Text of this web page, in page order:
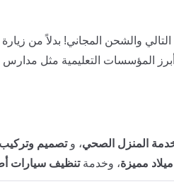
والشحن المجاني! بدلاً من
المؤسسات التعليمية مثل
المنزل الصحي، وتصميم
مميزة، وخدمةتنظيف سيارات